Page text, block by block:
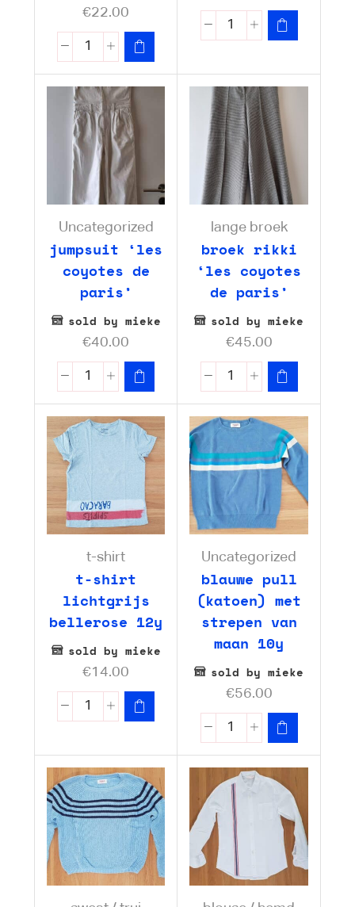
€22.00
Uncategorized
jumpsuit ‘les
coyotes de
paris’
sold by mieke
€40.00
lange broek
broek rikki
‘les coyotes
de paris’
sold by mieke
€45.00
t-shirt
t-shirt
lichtgrijs
bellerose 12y
sold by mieke
€14.00
Uncategorized
blauwe pull
(katoen) met
strepen van
maan 10y
sold by mieke
€56.00